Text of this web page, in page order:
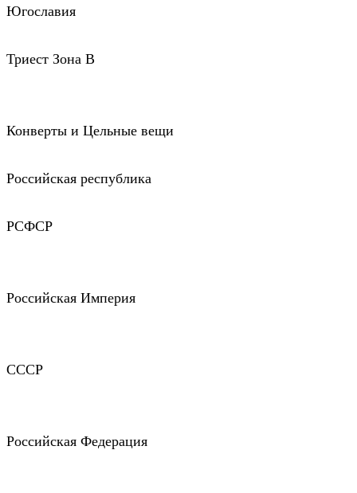
Югославия
Триест Зона В
Конверты и Цельные вещи
Российская республика
РСФСР
Российская Империя
СССР
Российская Федерация